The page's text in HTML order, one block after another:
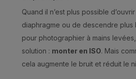
Quand il n’est plus possible
diaphragme ou de descendre plus
pour photographier à mains
solution : monter en ISO. Mais
cela augmente le bruit et réduit le